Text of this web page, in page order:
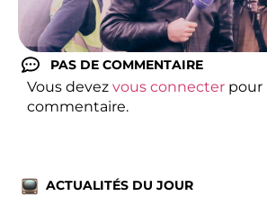
PAS DE COMMENTAIRE
Vous devez vous connecter pour
commentaire.
ACTUALITÉS DU JOUR